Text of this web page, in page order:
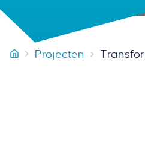
Smeets Bouw
Projecten